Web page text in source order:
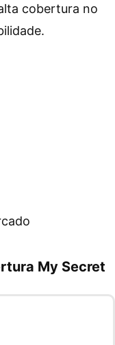
cobertura no
My Secret